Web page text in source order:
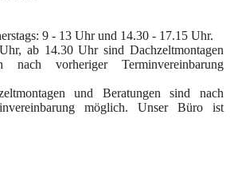
9 - 13 Uhr und 14.30 - 17.15 Uhr.
ab 14.30 Uhr sind Dachzeltmontagen
nach vorheriger Terminvereinbarung
und Beratungen sind nach
möglich. Unser Büro ist